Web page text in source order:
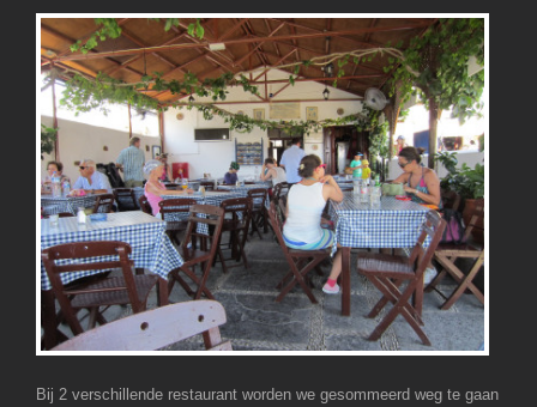
Bij 2 verschillende restaurant worden we gesommeerd weg te gaan